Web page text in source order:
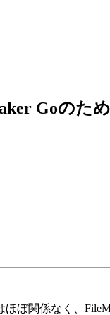
Goのた
ぼ関係なく、